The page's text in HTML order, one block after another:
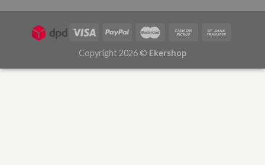
Copyright 2026 © Ekershop